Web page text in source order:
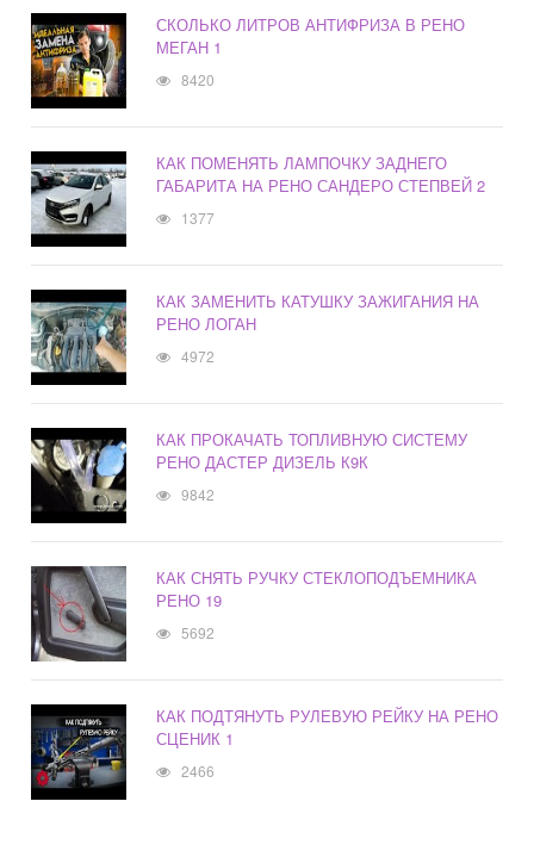
СКОЛЬКО ЛИТРОВ АНТИФРИЗА В РЕНО
МЕГАН 1
8420
КАК ПОМЕНЯТЬ ЛАМПОЧКУ ЗАДНЕГО
ГАБАРИТА НА РЕНО САНДЕРО СТЕПВЕЙ 2
1377
КАК ЗАМЕНИТЬ КАТУШКУ ЗАЖИГАНИЯ НА
РЕНО ЛОГАН
4972
КАК ПРОКАЧАТЬ ТОПЛИВНУЮ СИСТЕМУ
РЕНО ДАСТЕР ДИЗЕЛЬ К9К
9842
КАК СНЯТЬ РУЧКУ СТЕКЛОПОДЪЕМНИКА
РЕНО 19
5692
КАК ПОДТЯНУТЬ РУЛЕВУЮ РЕЙКУ НА РЕНО
СЦЕНИК 1
2466